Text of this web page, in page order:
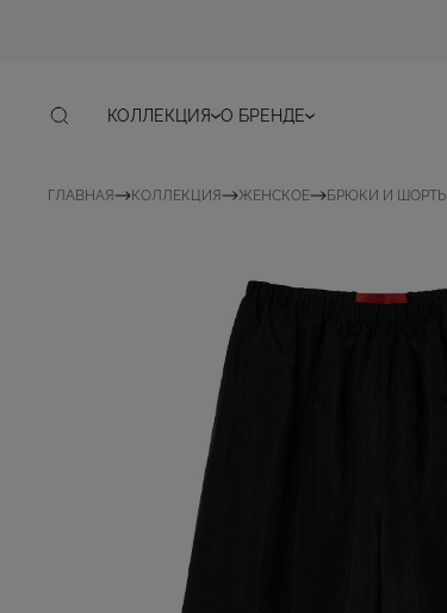
КОЛЛЕКЦИЯ О БРЕНДЕ
ГЛАВНАЯ КОЛЛЕКЦИЯ ЖЕНСКОЕ БРЮКИ И ШОРТЫ